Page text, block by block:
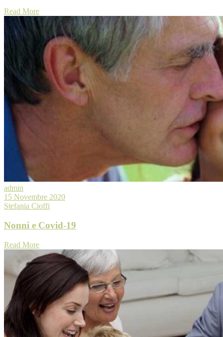
Read More
admin
15 Novembre 2020
Stefania Cioffi
Nonni e Covid-19
Read More